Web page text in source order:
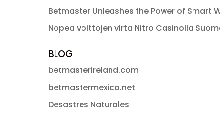
Betmaster Unleashes the Power of Smart
Nopea voittojen virta Nitro Casinolla
BLOG
betmasterireland.com
betmastermexico.net
Desastres Naturales